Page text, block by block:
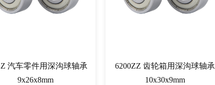
汽车零件用深沟球轴承
9x26x8mm
6200ZZ 齿轮箱用深沟球轴承
10x30x9mm